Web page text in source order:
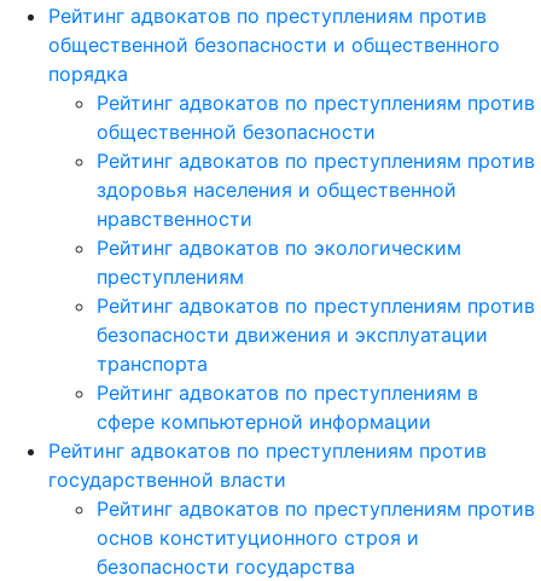
Рейтинг адвокатов по преступлениям против
общественной безопасности и общественного
порядка
Рейтинг адвокатов по преступлениям против
общественной безопасности
Рейтинг адвокатов по преступлениям против
здоровья населения и общественной
нравственности
Рейтинг адвокатов по экологическим
преступлениям
Рейтинг адвокатов по преступлениям против
безопасности движения и эксплуатации
транспорта
Рейтинг адвокатов по преступлениям в
сфере компьютерной информации
Рейтинг адвокатов по преступлениям против
государственной власти
Рейтинг адвокатов по преступлениям против
основ конституционного строя и
безопасности государства